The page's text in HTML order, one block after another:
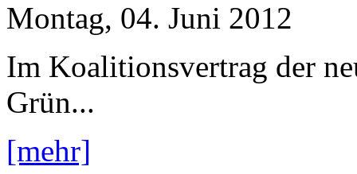
Montag, 04. Juni 2012
Im Koalitionsvertrag der
Grün...
[mehr]